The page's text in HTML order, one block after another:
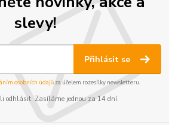
slevy!
Přihlásit se
osobních údajůza účelem rozesílky newsletteru.
odhlásit. Zasíláme jednou za 14 dní.